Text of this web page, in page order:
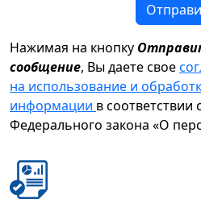
Нажимая на кнопку
сообщение, Вы даете свое
на использование и
информации в
Федерального закона «О